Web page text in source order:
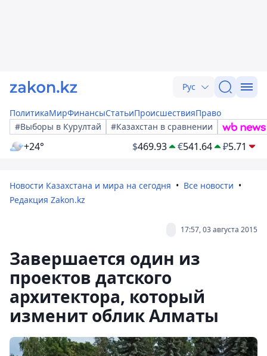
Рус
ПолитикаМирФинансыСтатьиПроисшествияПраво
#Выборы в Курултай
#Казахстан в сравнении
+24° $469.93 €541.64 ₽5.71
Новости Казахстана и мира на сегодня
Все новости
Редакция Zakon.kz
17:57, 03 августа 2015
Завершается один из
проектов датского
архитектора, который
изменит облик Алматы